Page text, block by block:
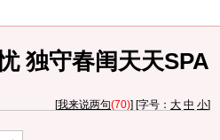
独守春闺天天SPA
[我来说两句(70)] [字号： 大 中 小]